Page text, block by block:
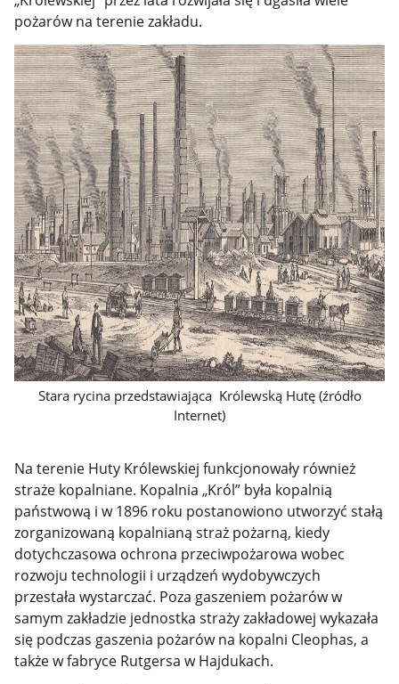
pożarów na terenie zakładu.
Stara rycina przedstawiająca Królewską Hutę (źródło
Internet)
Na terenie Huty Królewskiej funkcjonowały również
straże kopalniane. Kopalnia „Król” była kopalnią
państwową i w 1896 roku postanowiono utworzyć stałą
zorganizowaną kopalnianą straż pożarną, kiedy
dotychczasowa ochrona przeciwpożarowa wobec
rozwoju technologii i urządzeń wydobywczych
przestała wystarczać. Poza gaszeniem pożarów w
samym zakładzie jednostka straży zakładowej wykazała
się podczas gaszenia pożarów na kopalni Cleophas, a
także w fabryce Rutgersa w Hajdukach.